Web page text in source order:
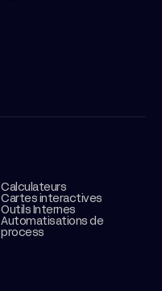
Calculateurs
Cartes interactives
Outils Internes
Automatisations de
process